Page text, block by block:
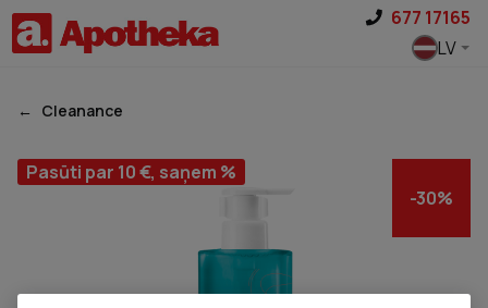
677 17165
LV
Cleanance
Pasūti par 10 €, saņem %
-30%